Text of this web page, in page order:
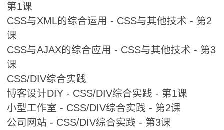
第1课
CSS与XML的综合运用 - CSS与其他技术 - 第2
课
CSS与AJAX的综合应用 - CSS与其他技术 - 第3
课
CSS/DIV综合实践
博客设计DIY - CSS/DIV综合实践 - 第1课
小型工作室 - CSS/DIV综合实践 - 第2课
公司网站 - CSS/DIV综合实践 - 第3课